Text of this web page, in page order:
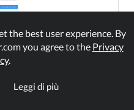
the best user experience. By
you agree to the Privacy
.
Leggi di più